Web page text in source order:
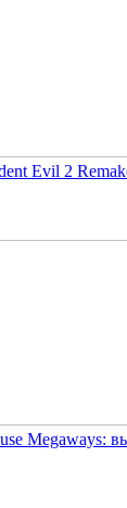
Evil 2
Megaways: